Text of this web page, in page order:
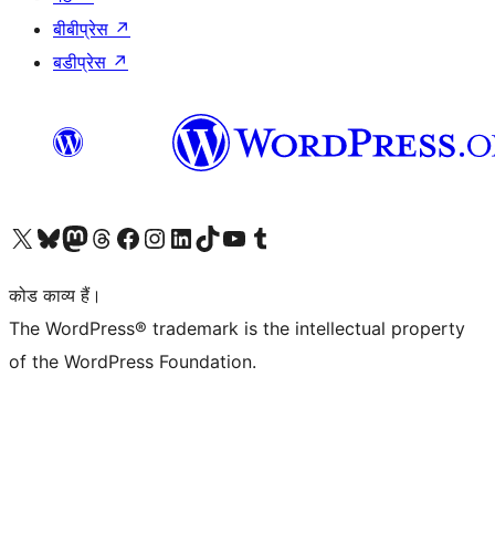
बीबीप्रेस ↗
बडीप्रेस ↗
Visit our X (formerly Twitter) account
हमारे बलुस्की खाते पर जाएँVisit our Mastodon account
हमारे थ्रेड्स अकाउंट पर जाएंहमारे फेसबुक पेज पर जाएँहमारे इंस्टाग्राम अकाउंट पर जाएंहमारे लिंक्डइन खाते पर जाएँहमारे टिकटॉक खाते पर जाएँहमारे यूट्यूब चैनल पर जाएंहमारे Tumblr खाते पर जाएँ
कोड काव्य हैं।
The WordPress® trademark is the intellectual property
of the WordPress Foundation.